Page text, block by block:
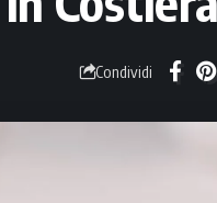
Condividi